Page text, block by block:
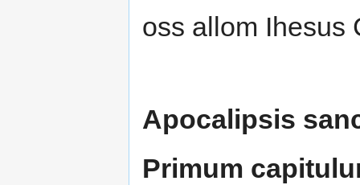
oss allom Ihesus
Apocalipsis
Primum